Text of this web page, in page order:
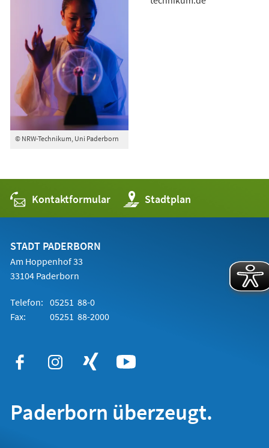
© NRW-Technikum, Uni Paderborn
Kontaktformular Stadtplan
(Öffnet
in
einem
STADT PADERBORN
Am Hoppenhof 33
33104 Paderborn
Telefon: 05251 88-0
Fax:
05251 88-2000
Paderborn überzeugt.